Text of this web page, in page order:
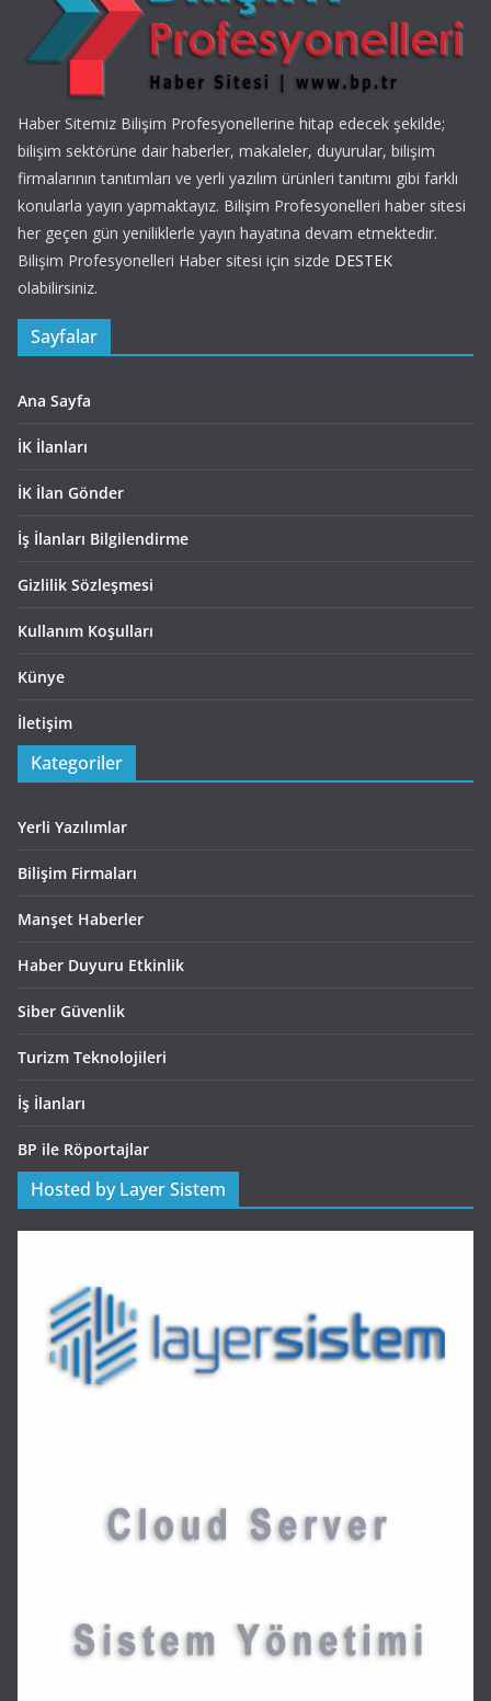
Haber Sitemiz Bilişim Profesyonellerine hitap edecek şekilde;
bilişim sektörüne dair haberler, makaleler, duyurular, bilişim
firmalarının tanıtımları ve yerli yazılım ürünleri tanıtımı gibi farklı
konularla yayın yapmaktayız. Bilişim Profesyonelleri haber sitesi
her geçen gün yeniliklerle yayın hayatına devam etmektedir.
Bilişim Profesyonelleri Haber sitesi için sizde DESTEK
olabilirsiniz.
Sayfalar
Ana Sayfa
İK İlanları
İK İlan Gönder
İş İlanları Bilgilendirme
Gizlilik Sözleşmesi
Kullanım Koşulları
Künye
İletişim
Kategoriler
Yerli Yazılımlar
Bilişim Firmaları
Manşet Haberler
Haber Duyuru Etkinlik
Siber Güvenlik
Turizm Teknolojileri
İş İlanları
BP ile Röportajlar
Hosted by Layer Sistem